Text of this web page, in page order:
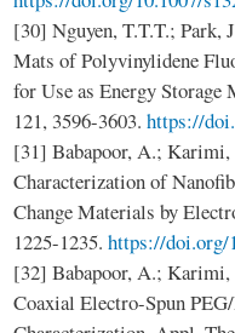
[30] Nguyen, T.T.T.; Park,
Mats of Polyvinylidene
for Use as Energy
121, 3596-3603. https://
[31] Babapoor, A.;
Characterization of
Change Materials by
1225-1235. https://doi.org/
[32] Babapoor, A.;
Coaxial Electro-Spun